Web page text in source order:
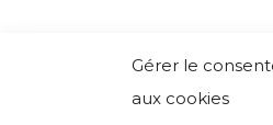
Gérer le
aux cookies